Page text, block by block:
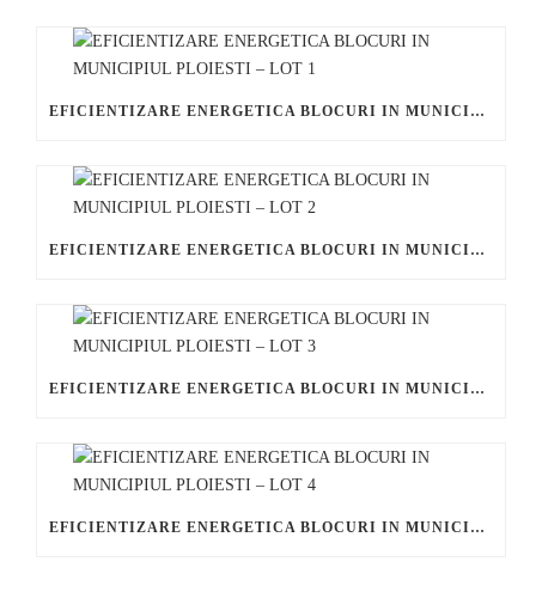
EFICIENTIZARE ENERGETICA BLOCURI IN MUNICIPIUL PLOIESTI – LOT 1
EFICIENTIZARE ENERGETICA BLOCURI IN MUNICIPIUL PLOIESTI – LOT 2
EFICIENTIZARE ENERGETICA BLOCURI IN MUNICIPIUL PLOIESTI – LOT 3
EFICIENTIZARE ENERGETICA BLOCURI IN MUNICIPIUL PLOIESTI – LOT 4